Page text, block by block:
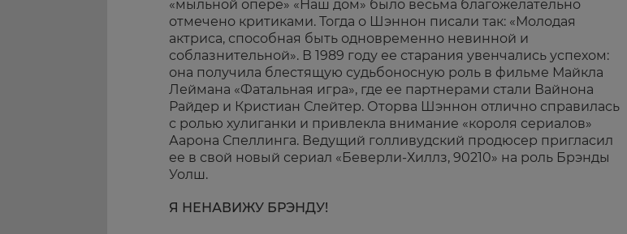
«мыльной опере» «Наш дом» было весьма благожелательно
отмечено критиками. Тогда о Шэннон писали так: «Молодая
актриса, способная быть одновременно невинной и
соблазнительной». В 1989 году ее старания увенчались успехом:
она получила блестящую судьбоносную роль в фильме Майкла
Леймана «Фатальная игра», где ее партнерами стали Вайнона
Райдер и Кристиан Слейтер. Оторва Шэннон отлично справилась
с ролью хулиганки и привлекла внимание «короля сериалов»
Аарона Спеллинга. Ведущий голливудский продюсер пригласил
ее в свой новый сериал «Беверли-Хиллз, 90210» на роль Брэнды
Уолш.
Я НЕНАВИЖУ БРЭНДУ!